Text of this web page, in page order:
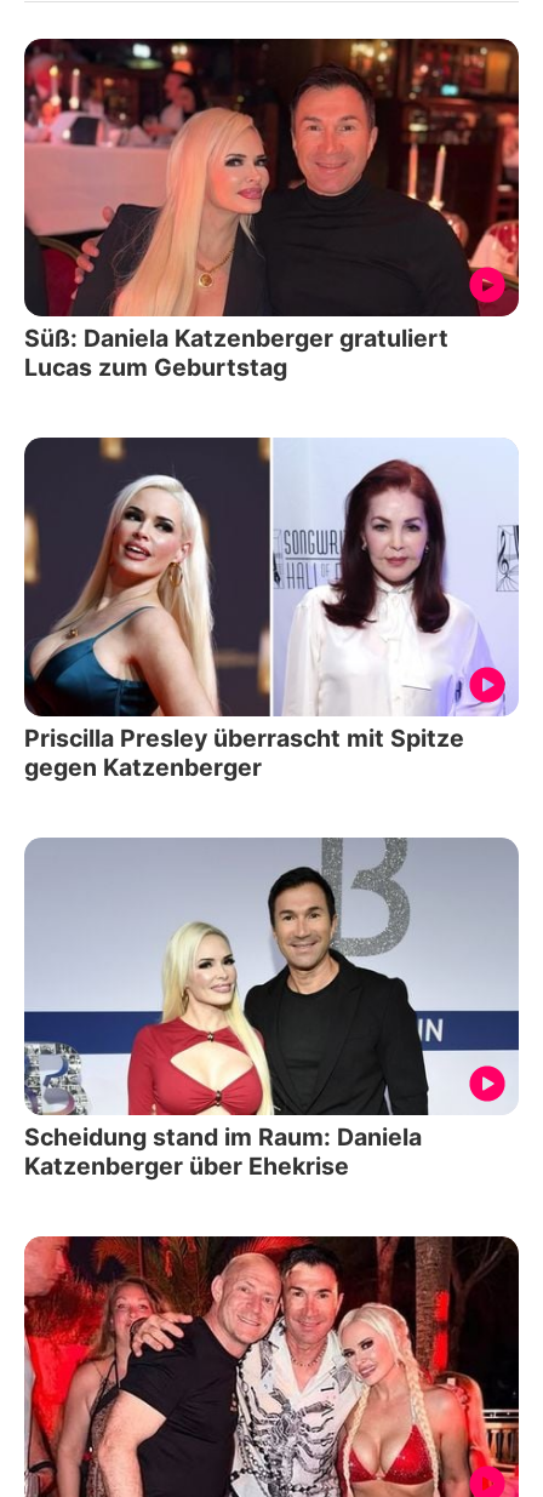
Süß: Daniela Katzenberger gratuliert
Lucas zum Geburtstag
Priscilla Presley überrascht mit Spitze
gegen Katzenberger
Scheidung stand im Raum: Daniela
Katzenberger über Ehekrise